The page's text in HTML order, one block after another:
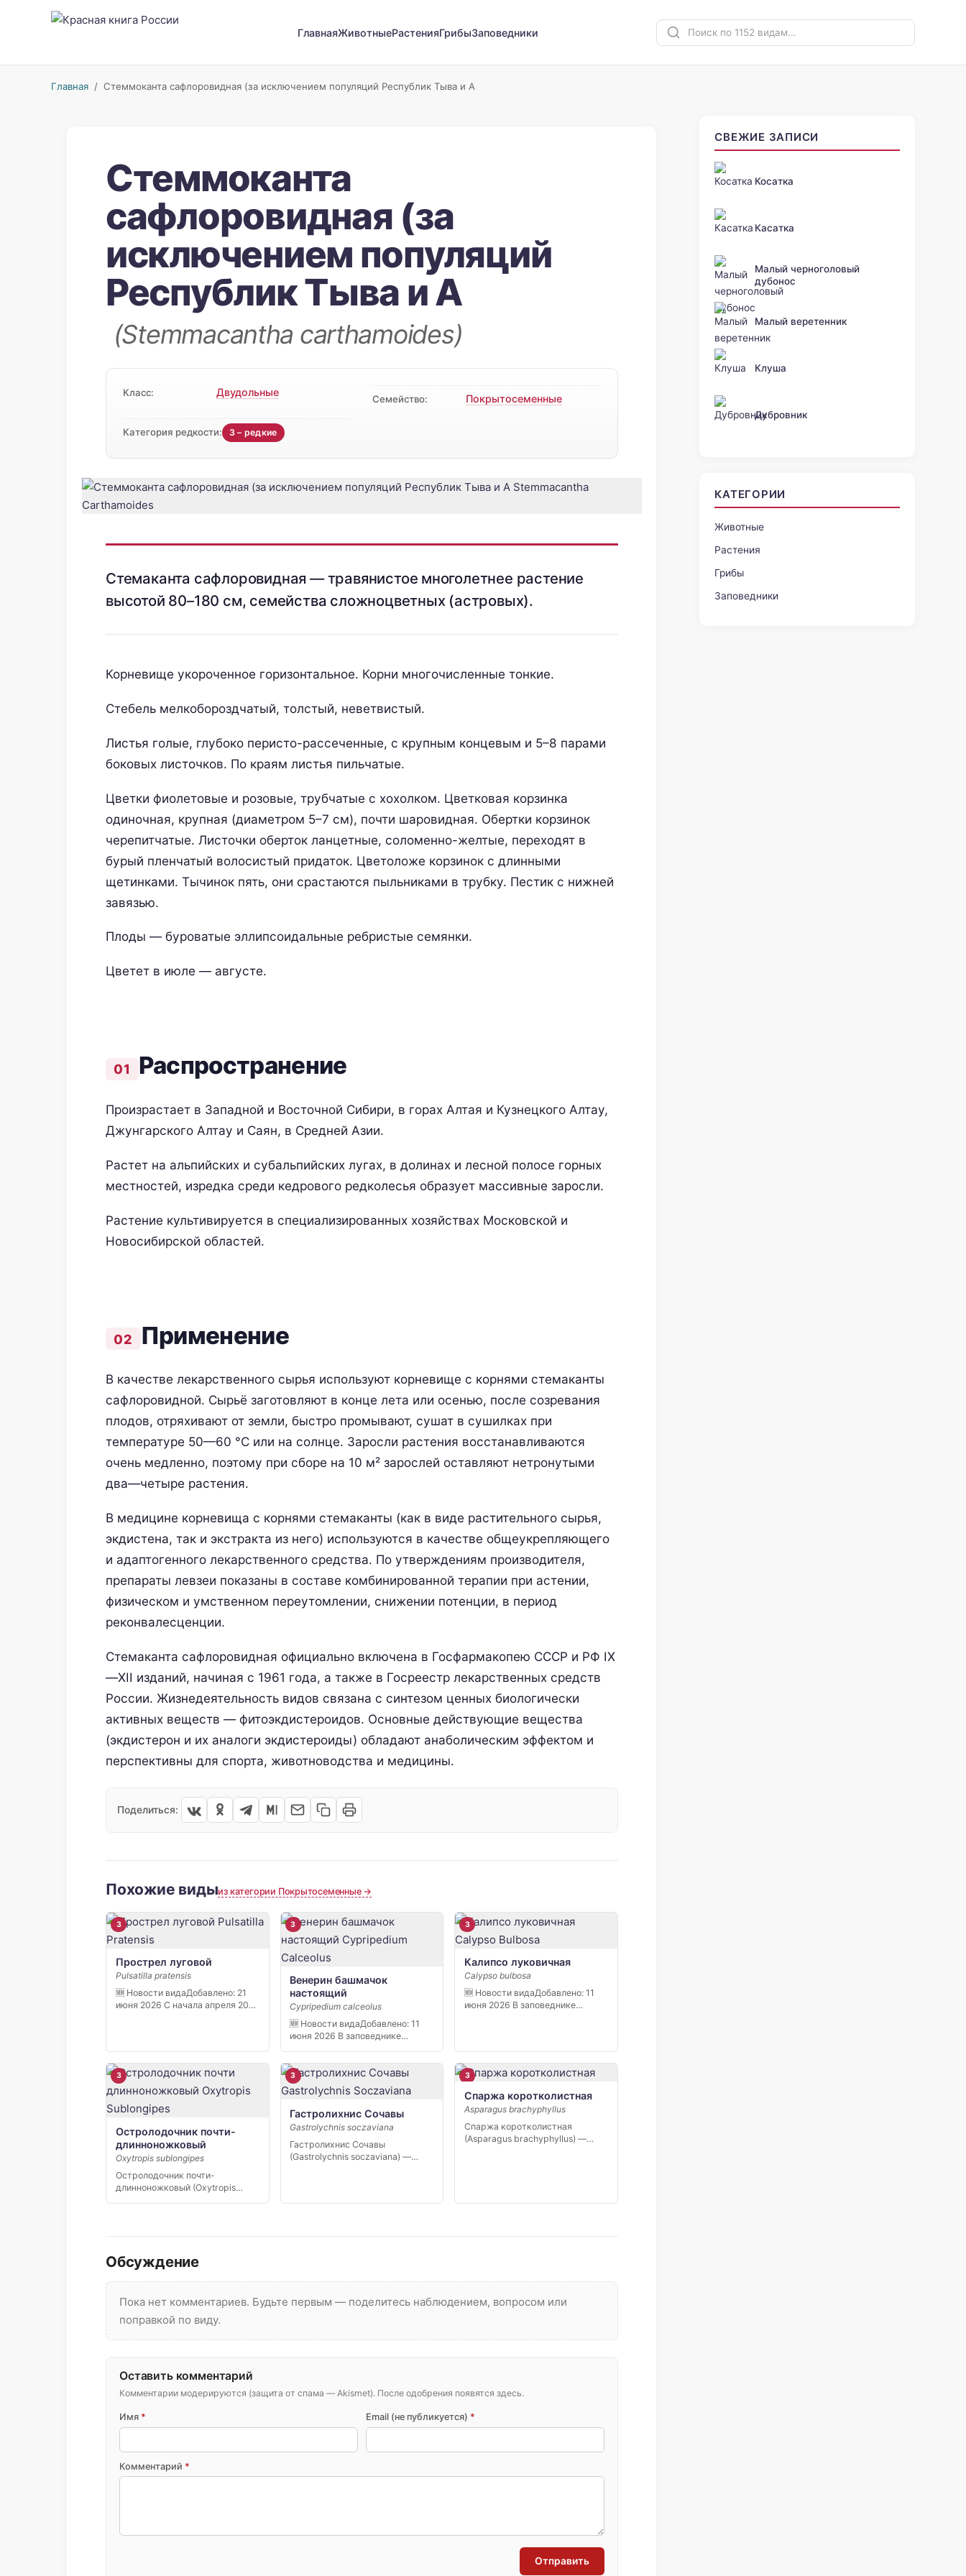
ГлавнаяЖивотныеРастенияГрибыЗаповедники
Главная/ Стеммоканта сафлоровидная (за исключением популяций Республик Тыва и А
Стеммоканта
сафлоровидная (за
исключением популяций
Республик Тыва и А
(Stemmacantha carthamoides)
Класс: Двудольные
Семейство: Покрытосеменные
Категория редкости: 3 – редкие
Стемаканта сафлоровидная — травянистое многолетнее растение
высотой 80–180 см, семейства сложноцветных (астровых).
Корневище укороченное горизонтальное. Корни многочисленные тонкие.
Стебель мелкобороздчатый, толстый, неветвистый.
Листья голые, глубоко перисто-рассеченные, с крупным концевым и 5–8 парами
боковых листочков. По краям листья пильчатые.
Цветки фиолетовые и розовые, трубчатые с хохолком. Цветковая корзинка
одиночная, крупная (диаметром 5–7 см), почти шаровидная. Обертки корзинок
черепитчатые. Листочки оберток ланцетные, соломенно-желтые, переходят в
бурый пленчатый волосистый придаток. Цветоложе корзинок с длинными
щетинками. Тычинок пять, они срастаются пыльниками в трубку. Пестик с нижней
завязью.
Плоды — буроватые эллипсоидальные ребристые семянки.
Цветет в июле — августе.
Распространение
Произрастает в Западной и Восточной Сибири, в горах Алтая и Кузнецкого Алтау,
Джунгарского Алтау и Саян, в Средней Азии.
Растет на альпийских и субальпийских лугах, в долинах и лесной полосе горных
местностей, изредка среди кедрового редколесья образует массивные заросли.
Растение культивируется в специализированных хозяйствах Московской и
Новосибирской областей.
Применение
В качестве лекарственного сырья используют корневище с корнями стемаканты
сафлоровидной. Сырьё заготовляют в конце лета или осенью, после созревания
плодов, отряхивают от земли, быстро промывают, сушат в сушилках при
температуре 50—60 °С или на солнце. Заросли растения восстанавливаются
очень медленно, поэтому при сборе на 10 м² зарослей оставляют нетронутыми
два—четыре растения.
В медицине корневища с корнями стемаканты (как в виде растительного сырья,
экдистена, так и экстракта из него) используются в качестве общеукрепляющего
и адаптогенного лекарственного средства. По утверждениям производителя,
препараты левзеи показаны в составе комбинированной терапии при астении,
физическом и умственном переутомлении, снижении потенции, в период
реконвалесценции.
Стемаканта сафлоровидная официально включена в Госфармакопею СССР и РФ IX
—XII изданий, начиная с 1961 года, а также в Госреестр лекарственных средств
России. Жизнедеятельность видов связана с синтезом ценных биологически
активных веществ — фитоэкдистероидов. Основные действующие вещества
(экдистерон и их аналоги экдистероиды) обладают анаболическим эффектом и
перспективны для спорта, животноводства и медицины.
Поделиться:
Похожие видыиз категории Покрытосеменные →
3
Прострел луговой
Pulsatilla pratensis
🆕 Новости видаДобавлено: 21
июня 2026 С начала апреля 2026
3
Венерин башмачок
настоящий
Cypripedium calceolus
🆕 Новости видаДобавлено: 11
июня 2026 В заповеднике
3
Калипсо луковичная
Calypso bulbosa
🆕 Новости видаДобавлено: 11
июня 2026 В заповеднике
3
Остролодочник почти-
длинноножковый
Oxytropis sublongipes
Остролодочник почти-
длинноножковый (Oxytropis
3
Гастролихнис Сочавы
Gastrolychnis soczaviana
Гастролихнис Сочавы
(Gastrolychnis soczaviana) —
3
Спаржа коротколистная
Asparagus brachyphyllus
Спаржа коротколистная
(Asparagus brachyphyllus) —
Обсуждение
Пока нет комментариев. Будьте первым — поделитесь наблюдением, вопросом или
поправкой по виду.
Оставить комментарий
Комментарии модерируются (защита от спама — Akismet). После одобрения появятся здесь.
Имя * Email (не публикуется) *
Комментарий *
Отправить
СВЕЖИЕ ЗАПИСИ
Косатка
Касатка
Малый черноголовый
дубонос
Малый веретенник
Клуша
Дубровник
КАТЕГОРИИ
Животные
Растения
Грибы
Заповедники